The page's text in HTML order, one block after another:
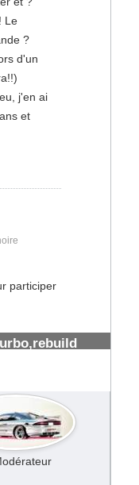
Le
?
d'un
j'en ai
et
participer